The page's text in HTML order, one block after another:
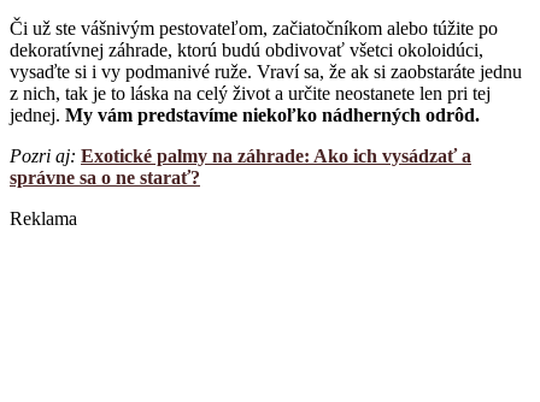
Či už ste vášnivým pestovateľom, začiatočníkom alebo túžite po
dekoratívnej záhrade, ktorú budú obdivovať všetci okoloidúci,
vysaďte si i vy podmanivé ruže. Vraví sa, že ak si zaobstaráte jednu
z nich, tak je to láska na celý život a určite neostanete len pri tej
jednej. My vám predstavíme niekoľko nádherných odrôd.
Pozri aj: Exotické palmy na záhrade: Ako ich vysádzať a
správne sa o ne starať?
Reklama